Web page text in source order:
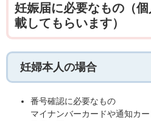
妊娠届に必要なもの（
載してもらいます）
妊婦本人の場合
番号確認に必要なもの
マイナンバーカードや通知カ